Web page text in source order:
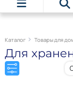
Каталог Товары для
Для